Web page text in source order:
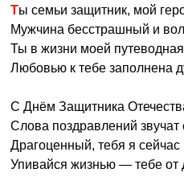
Ты семьи защитник, мой
Мужчина бесстрашный и
Ты в жизни моей путеводная
Любовью к тебе заполнена
С Днём Защитника
Слова поздравлений звучат
Драгоценный, тебя я
Упивайся жизнью — тебе